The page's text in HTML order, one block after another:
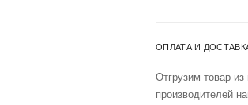
ОПЛАТА И
Отгрузим товар
производителей